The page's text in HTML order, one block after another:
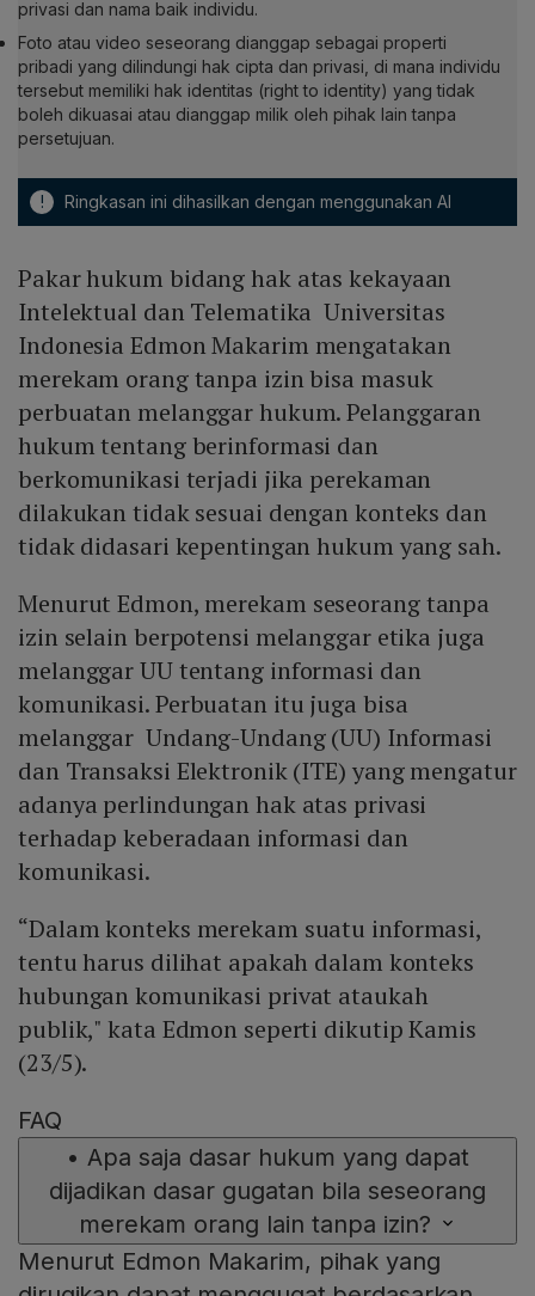
privasi dan nama baik individu.
Foto atau video seseorang dianggap sebagai properti
pribadi yang dilindungi hak cipta dan privasi, di mana individu
tersebut memiliki hak identitas (right to identity) yang tidak
boleh dikuasai atau dianggap milik oleh pihak lain tanpa
persetujuan.
! Ringkasan ini dihasilkan dengan menggunakan AI
Pakar hukum bidang hak atas kekayaan
Intelektual dan Telematika Universitas
Indonesia Edmon Makarim mengatakan
merekam orang tanpa izin bisa masuk
perbuatan melanggar hukum. Pelanggaran
hukum tentang berinformasi dan
berkomunikasi terjadi jika perekaman
dilakukan tidak sesuai dengan konteks dan
tidak didasari kepentingan hukum yang sah.
Menurut Edmon, merekam seseorang tanpa
izin selain berpotensi melanggar etika juga
melanggar UU tentang informasi dan
komunikasi. Perbuatan itu juga bisa
melanggar Undang-Undang (UU) Informasi
dan Transaksi Elektronik (ITE) yang mengatur
adanya perlindungan hak atas privasi
terhadap keberadaan informasi dan
komunikasi.
“Dalam konteks merekam suatu informasi,
tentu harus dilihat apakah dalam konteks
hubungan komunikasi privat ataukah
publik," kata Edmon seperti dikutip Kamis
(23/5).
FAQ
• Apa saja dasar hukum yang dapat
dijadikan dasar gugatan bila seseorang
merekam orang lain tanpa izin?
Menurut Edmon Makarim, pihak yang